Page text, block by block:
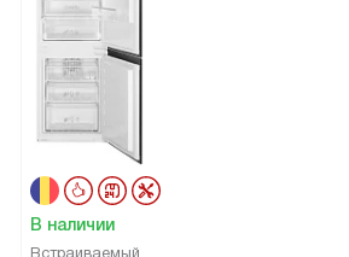
В наличии
Встраиваемый